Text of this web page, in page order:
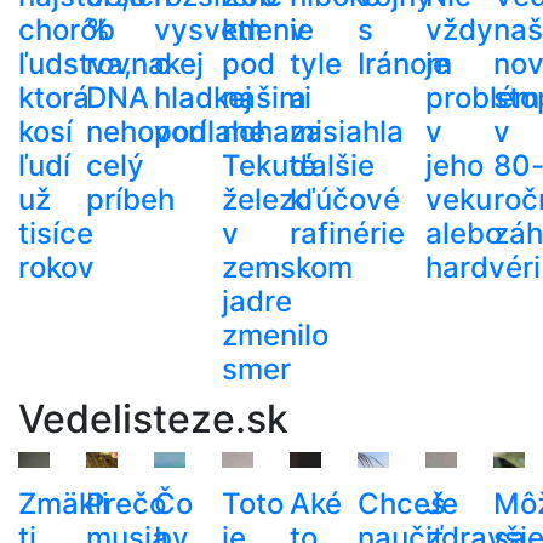
chorôb
ľudstva,
ktorá
kosí
ľudí
už
tisíce
rokov
%
rovnakej
DNA
nehovorí
celý
príbeh
vysvetlenie
o
hladkej
podlahe
km
pod
našimi
nohami.
Tekuté
železo
v
zemskom
jadre
zmenilo
smer
v
tyle
a
zasiahla
ďalšie
kľúčové
rafinérie
s
Iránom
vždy
je
problém
v
jeho
veku
alebo
hardvéri
v
80-
Vedelisteze.sk
ZmäkliPrečoČo
TotoAké Chceš
Je